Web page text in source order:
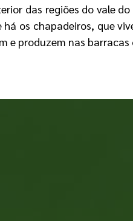
das regiões do vale
os chapadeiros, que
produzem nas barracas